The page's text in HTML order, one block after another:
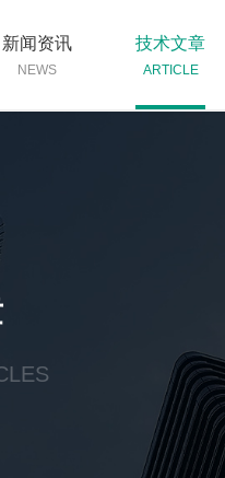
新闻资讯
NEWS
技术文章
ARTICLE